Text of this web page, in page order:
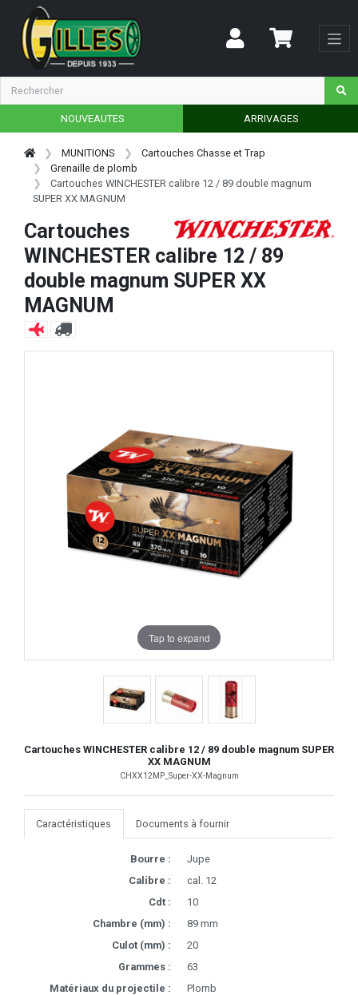
NOUVEAUTES ARRIVAGES
MUNITIONS
Cartouches Chasse et Trap
Grenaille de plomb
Cartouches WINCHESTER calibre 12 / 89 double magnum
SUPER XX MAGNUM
Cartouches
WINCHESTER calibre 12 / 89
double magnum SUPER XX
MAGNUM
Tap to expand
Cartouches WINCHESTER calibre 12 / 89 double magnum SUPER
XX MAGNUM
CHXX12MP_Super-XX-Magnum
Caractéristiques Documents à fournir
Bourre :
Jupe
Calibre :
cal. 12
Cdt :
10
Chambre (mm) :
89 mm
Culot (mm) :
20
Grammes :
63
Matériaux du projectile :
Plomb